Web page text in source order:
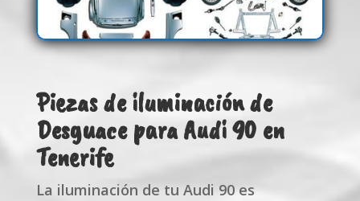
Piezas de iluminación de
Desguace para Audi 90 en
Tenerife
La iluminación de tu Audi 90 es